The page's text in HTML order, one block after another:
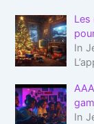
Les
In
In